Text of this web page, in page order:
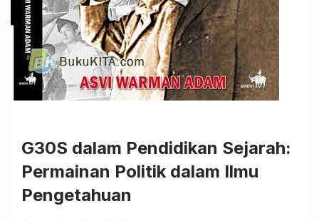
G30S dalam Pendidikan Sejarah:
Permainan Politik dalam Ilmu
Pengetahuan